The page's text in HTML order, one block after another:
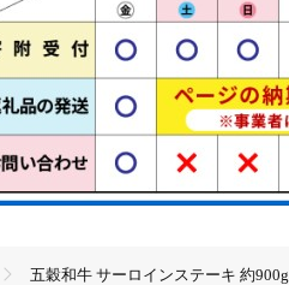
五穀和牛 サーロインステーキ 約900g